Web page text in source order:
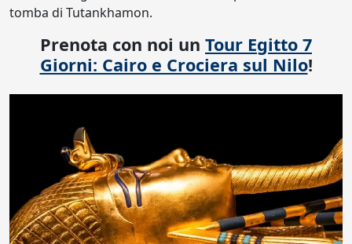
tomba di Tutankhamon.
Prenota con noi un Tour Egitto 7
Giorni: Cairo e Crociera sul Nilo!